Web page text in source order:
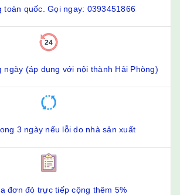
toàn quốc. Gọi ngay: 0393451866
ngày (áp dụng với nội thành Hải Phòng)
3 ngày nếu lỗi do nhà sản xuất
đơn đỏ trực tiếp cộng thêm 5%